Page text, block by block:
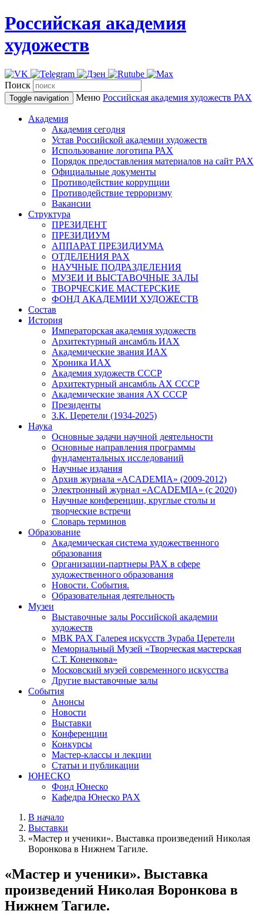
Российская академия
художеств
Поиск
Toggle navigation Меню Российская академия художеств РАХ
Академия
Академия сегодня
Устав Российской академии художеств
Использование логотипа РАХ
Порядок предоставления материалов на сайт РАХ
Официальные документы
Противодействие коррупции
Противодействие терроризму
Вакансии
Структура
ПРЕЗИДЕНТ
ПРЕЗИДИУМ
АППАРАТ ПРЕЗИДИУМА
ОТДЕЛЕНИЯ РАХ
НАУЧНЫЕ ПОДРАЗДЕЛЕНИЯ
МУЗЕИ И ВЫСТАВОЧНЫЕ ЗАЛЫ
ТВОРЧЕСКИЕ МАСТЕРСКИЕ
ФОНД АКАДЕМИИ ХУДОЖЕСТВ
Состав
История
Императорская академия художеств
Архитектурный ансамбль ИАХ
Академические звания ИАХ
Хроника ИАХ
Академия художеств СССР
Архитектурный ансамбль АХ СССР
Академические звания АХ СССР
Президенты
З.К. Церетели (1934-2025)
Наука
Основные задачи научной деятельности
Основные направления программы
фундаментальных исследований
Научные издания
Архив журнала «ACADEMIA» (2009-2012)
Электронный журнал «ACADEMIA» (с 2020)
Научные конференции, круглые столы и
творческие встречи
Словарь терминов
Образование
Академическая система художественного
образования
Организации-партнеры РАХ в сфере
художественного образования
Новости. События.
Образовательная деятельность
Музеи
Выставочные залы Российской академии
художеств
МВК РАХ Галерея искусств Зураба Церетели
Мемориальный Музей «Творческая мастерская
С.Т. Коненкова»
Московский музей современного искусства
Другие выставочные залы
События
Анонсы
Новости
Выставки
Конференции
Конкурсы
Мастер-классы и лекции
Статьи и публикации
ЮНЕСКО
Фонд Юнеско
Кафедра Юнеско РАХ
В начало
Выставки
«Мастер и ученики». Выставка произведений Николая
Воронкова в Нижнем Тагиле.
«Мастер и ученики». Выставка
произведений Николая Воронкова в
Нижнем Тагиле.